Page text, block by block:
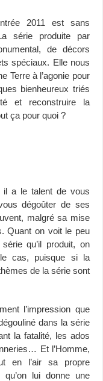
2011 est sans
série produite par
de décors
spéciaux. Elle nous
Terre à l’agonie pour
bienheureux triés
et reconstruire la
ça pour quoi ?
il a le talent de vous
dégoûter de ses
malgré sa mise
Quant on voit le peu
série qu’il produit, on
le cas, puisque si la
de la série sont
l’impression que
dans la série
la fatalité, les ados
Et l’Homme,
en l’air sa propre
lui donne une